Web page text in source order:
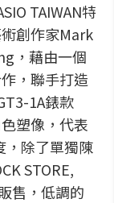
TAIWAN特
創作家Mark
，藉由一個
，聯手打造
1A錶款
塑像，代表
，除了單獨陳
STORE,
售，低調的